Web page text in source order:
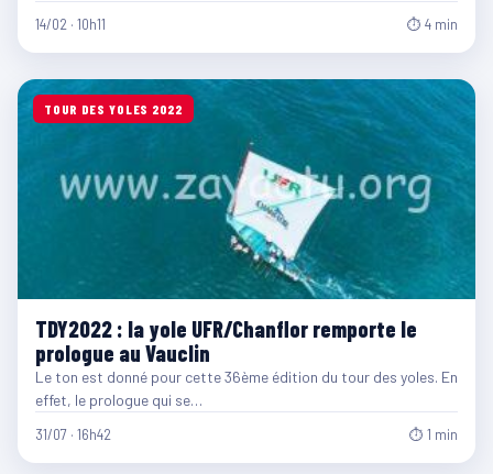
14/02 · 10h11 ⏱ 4 min
TOUR DES YOLES 2022
TDY2022 : la yole UFR/Chanflor remporte le
prologue au Vauclin
Le ton est donné pour cette 36ème édition du tour des yoles. En
effet, le prologue qui se…
31/07 · 16h42 ⏱ 1 min